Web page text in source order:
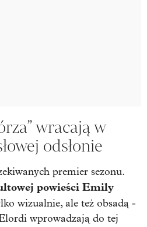
wracają w
odsłonie
premier sezonu.
powieści Emily
wizualnie, ale też obsadą -
wprowadzają do tej